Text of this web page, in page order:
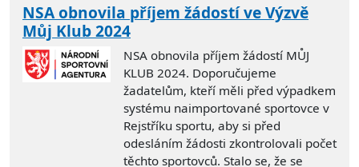
NSA obnovila příjem žádostí ve Výzvě
Můj Klub 2024
NSA obnovila příjem žádostí MŮJ
KLUB 2024. Doporučujeme
žadatelům, kteří měli před výpadkem
systému naimportované sportovce v
Rejstříku sportu, aby si před
odesláním žádosti zkontrolovali počet
těchto sportovců. Stalo se, že se